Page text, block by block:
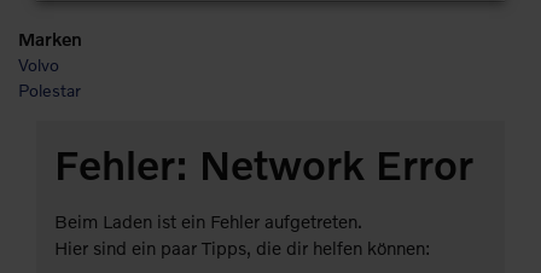
Marken
Volvo
Polestar
Fehler: Network Error
Beim Laden ist ein Fehler aufgetreten.
Hier sind ein paar Tipps, die dir helfen können: